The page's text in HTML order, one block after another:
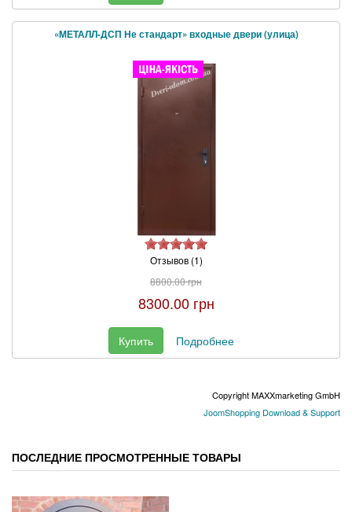
«МЕТАЛЛ-ДСП Не стандарт» входные двери (улица)
Отзывов (1)
8800.00 грн
8300.00 грн
Купить Подробнее
Copyright MAXXmarketing GmbH
JoomShopping Download & Support
ПОСЛЕДНИЕ ПРОСМОТРЕННЫЕ ТОВАРЫ